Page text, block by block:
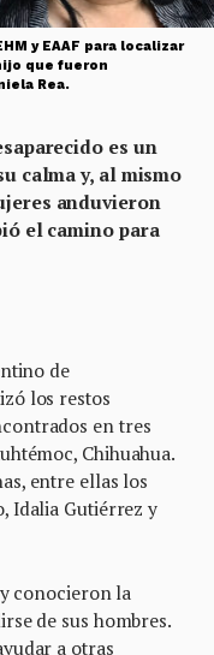
y EAAF para localizar
que fueron
Rea.
es un
calma y, al mismo
anduvieron
el camino para
de
los restos
en tres
Chihuahua.
entre ellas los
Idalia Gutiérrez y
conocieron la
de sus hombres.
a otras